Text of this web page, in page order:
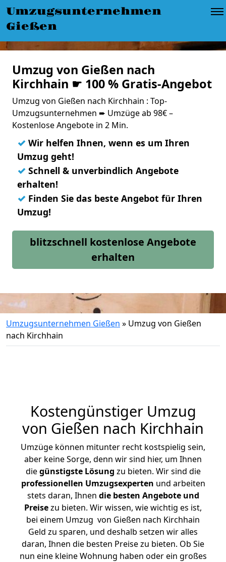
Umzugsunternehmen
Gießen
Umzug von Gießen nach
Kirchhain ☛ 100 % Gratis-Angebot
Umzug von Gießen nach Kirchhain : Top-
Umzugsunternehmen ➨ Umzüge ab 98€ –
Kostenlose Angebote in 2 Min.
✓ Wir helfen Ihnen, wenn es um Ihren
Umzug geht!
✓ Schnell & unverbindlich Angebote
erhalten!
✓ Finden Sie das beste Angebot für Ihren
Umzug!
blitzschnell kostenlose Angebote
erhalten
Umzugsunternehmen Gießen » Umzug von Gießen
nach Kirchhain
Kostengünstiger Umzug
von Gießen nach Kirchhain
Umzüge können mitunter recht kostspielig sein,
aber keine Sorge, denn wir sind hier, um Ihnen
diegünstigste Lösung zu bieten. Wir sind die
professionellen Umzugsexperten und arbeiten
stets daran, Ihnen die besten Angebote und
Preisezu bieten. Wir wissen, wie wichtig es ist,
bei einem Umzug von Gießen nach Kirchhain
Geld zu sparen, und deshalb setzen wir alles
daran, Ihnen die besten Preise zu bieten. Ob Sie
nun eine kleine Wohnung haben oder ein großes